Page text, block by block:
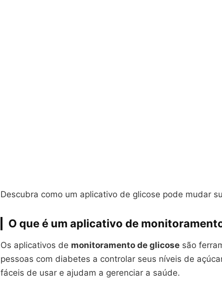
Descubra como um aplicativo de glicose pode mudar
O que é um aplicativo de
Os aplicativos de monitoramento de glicose são
pessoas com diabetes a controlar seus níveis de
fáceis de usar e ajudam a gerenciar a saúde.